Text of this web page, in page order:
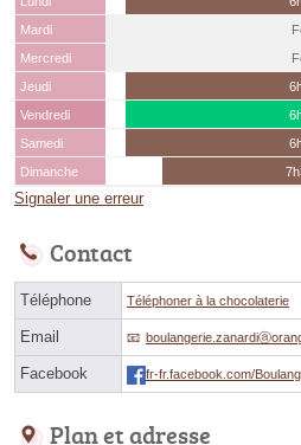
Mardi
Mercredi
Jeudi
Vendredi
Samedi
Dimanche
Signaler une erreur
Contact
Téléphone Téléphoner à la chocolaterie
Email
Facebook fr-fr.facebook.com/
Plan et adresse